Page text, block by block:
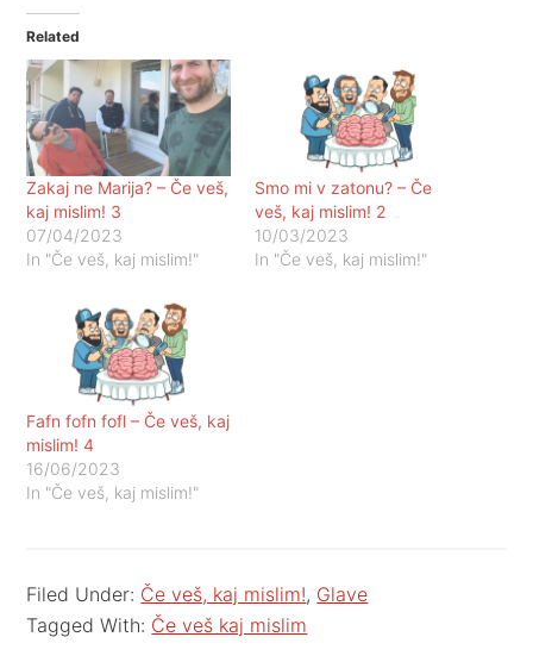
Related
Zakaj ne Marija? – Če veš,
kaj mislim! 3
07/04/2023
In "Če veš, kaj mislim!"
Smo mi v zatonu? – Če
veš, kaj mislim! 2
10/03/2023
In "Če veš, kaj mislim!"
Fafn fofn fofl – Če veš, kaj
mislim! 4
16/06/2023
In "Če veš, kaj mislim!"
Filed Under: Če veš, kaj mislim!, Glave
Tagged With: Če veš kaj mislim